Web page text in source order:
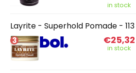
in stock
Layrite - Superhold Pomade -
3 €25,32
in stock